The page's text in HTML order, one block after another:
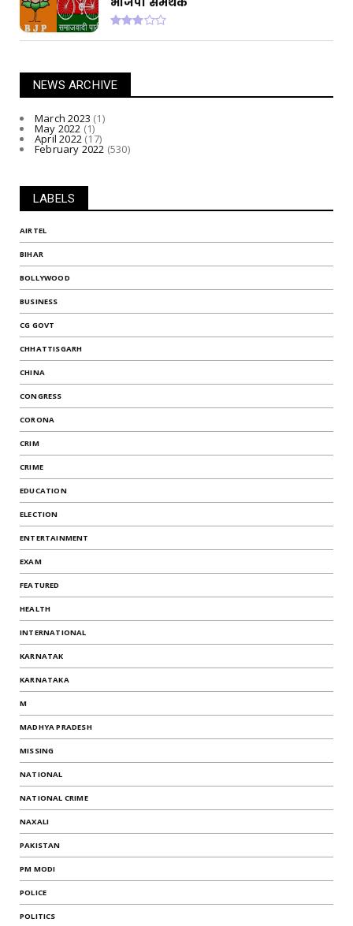
NEWS ARCHIVE
March 2023 (1)
May 2022 (1)
April 2022 (17)
February 2022 (530)
LABELS
AIRTEL
BIHAR
BOLLYWOOD
BUSINESS
CG GOVT
CHHATTISGARH
CHINA
CONGRESS
CORONA
CRIM
CRIME
EDUCATION
ELECTION
ENTERTAINMENT
EXAM
FEATURED
HEALTH
INTERNATIONAL
KARNATAK
KARNATAKA
M
MADHYA PRADESH
MISSING
NATIONAL
NATIONAL CRIME
NAXALI
PAKISTAN
PM MODI
POLICE
POLITICS